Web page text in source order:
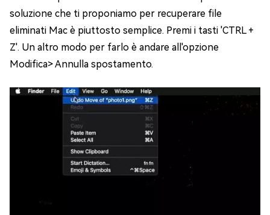
soluzione che ti proponiamo per recuperare file
eliminati Mac è piuttosto semplice. Premi i tasti 'CTRL +
Z'. Un altro modo per farlo è andare all'opzione
Modifica> Annulla spostamento.